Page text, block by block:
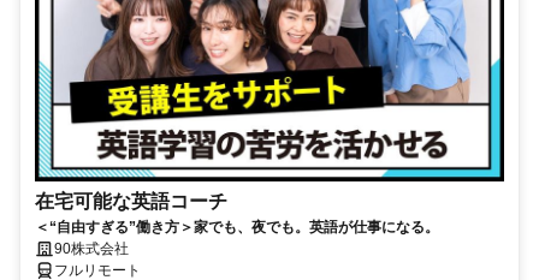
在宅可能な英語コーチ
＜“自由すぎる”働き方＞家でも、夜でも。英語が仕事になる。
90株式会社
フルリモート